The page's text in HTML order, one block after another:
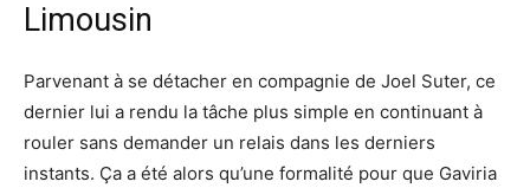
Limousin
Parvenant à se détacher en compagnie de Joel Suter, ce
dernier lui a rendu la tâche plus simple en continuant à
rouler sans demander un relais dans les derniers
instants. Ça a été alors qu’une formalité pour que Gaviria